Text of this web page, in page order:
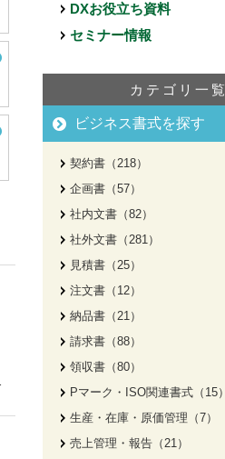
DXお役立ち資料
セミナー情報
カテゴリ一覧
ビジネス書式を探す
契約書（218）
企画書（57）
社内文書（82）
社外文書（281）
見積書（25）
注文書（12）
納品書（21）
請求書（88）
領収書（80）
Pマーク・ISO関連書式（15）
生産・在庫・原価管理（7）
売上管理・報告（21）